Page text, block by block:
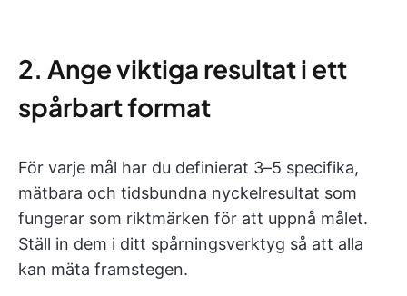
2. Ange viktiga resultat i ett
spårbart format
För varje mål har du definierat 3–5 specifika,
mätbara och tidsbundna nyckelresultat som
fungerar som riktmärken för att uppnå målet.
Ställ in dem i ditt spårningsverktyg så att alla
kan mäta framstegen.